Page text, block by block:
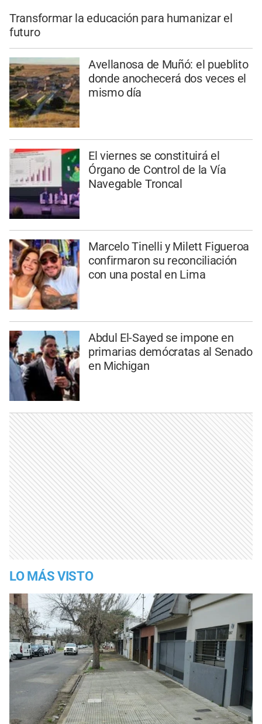
Transformar la educación para humanizar el
futuro
Avellanosa de Muñó: el pueblito
donde anochecerá dos veces el
mismo día
El viernes se constituirá el
Órgano de Control de la Vía
Navegable Troncal
Marcelo Tinelli y Milett Figueroa
confirmaron su reconciliación
con una postal en Lima
Abdul El-Sayed se impone en
primarias demócratas al Senado
en Michigan
LO MÁS VISTO